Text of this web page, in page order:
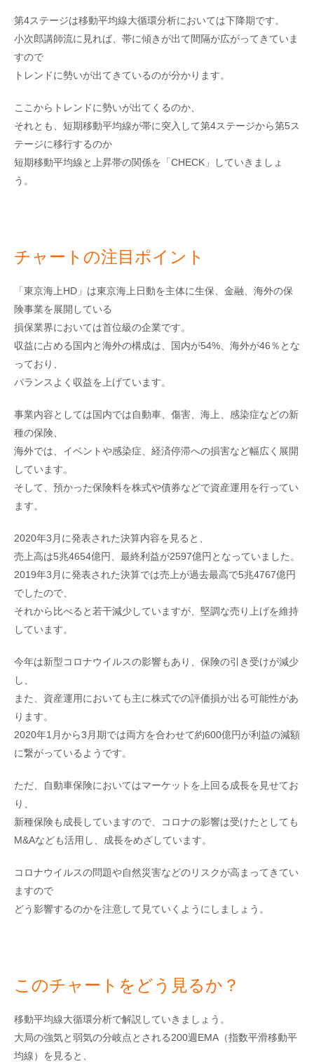
第4ステージは移動平均線大循環分析においては下降期です。
小次郎講師流に見れば、帯に傾きが出て間隔が広がってきていま
すので
トレンドに勢いが出てきているのが分かります。
ここからトレンドに勢いが出てくるのか、
それとも、短期移動平均線が帯に突入して第4ステージから第5ス
テージに移行するのか
短期移動平均線と上昇帯の関係を「CHECK」していきましょ
う。
チャートの注目ポイント
「東京海上HD」は東京海上日動を主体に生保、金融、海外の保
険事業を展開している
損保業界においては首位級の企業です。
収益に占める国内と海外の構成は、国内が54%、海外が46％とな
っており、
バランスよく収益を上げています。
事業内容としては国内では自動車、傷害、海上、感染症などの新
種の保険、
海外では、イベントや感染症、経済停滞への損害など幅広く展開
しています。
そして、預かった保険料を株式や債券などで資産運用を行ってい
ます。
2020年3月に発表された決算内容を見ると、
売上高は5兆4654億円、最終利益が2597億円となっていました。
2019年3月に発表された決算では売上が過去最高で5兆4767億円
でしたので、
それから比べると若干減少していますが、堅調な売り上げを維持
しています。
今年は新型コロナウイルスの影響もあり、保険の引き受けが減少
し、
また、資産運用においても主に株式での評価損が出る可能性があ
ります。
2020年1月から3月期では両方を合わせて約600億円が利益の減額
に繋がっているようです。
ただ、自動車保険においてはマーケットを上回る成長を見せてお
り、
新種保険も成長していますので、コロナの影響は受けたとしても
M&Aなども活用し、成長をめざしています。
コロナウイルスの問題や自然災害などのリスクが高まってきてい
ますので
どう影響するのかを注意して見ていくようにしましょう。
このチャートをどう見るか？
移動平均線大循環分析で解説していきましょう。
大局の強気と弱気の分岐点とされる200週EMA（指数平滑移動平
均線）を見ると、